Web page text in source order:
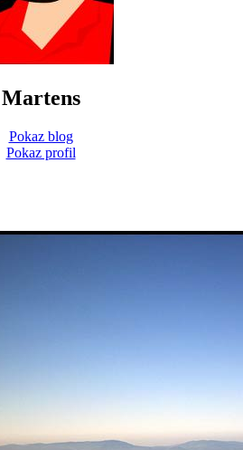
Martens
Pokaz blog
Pokaz profil